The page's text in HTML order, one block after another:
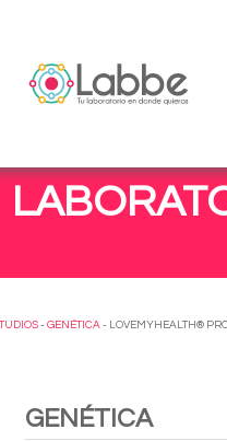
- GENÉTICA - LOVEMYHEALTH®
GENÉTICA